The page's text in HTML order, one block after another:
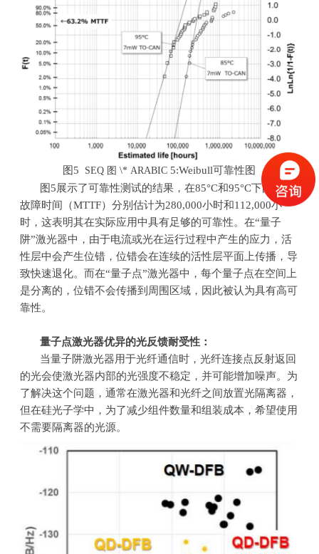
图5 SEQ 图 \* ARABIC 5:Weibull可靠性图
图 5展示了可靠性测试的结果，在85°C和95°C下的平均
故障时间（MTTF）分别估计为280,000小时和112,000小
时，这表明其在实际应用中具有足够的可靠性。在“量子
阱”激光器中，由于电流或光在运行过程中产生的应力，活
性层中会产生位错，位错会在连续的活性层平面上传播，导
致快速退化。而在“量子点”激光器中，每个量子点在空间上
是分离的，位错不会传播到周围区域，因此被认为具有高可
靠性。
量子点激光器优异的光反馈耐受性：
当量子阱激光器用于光纤通信时，光纤连接点反射返回
的光会使激光器内部的光强度不稳定，并可能增加噪声。为
了解决这个问题，通常在激光器和光纤之间放置光隔离器，
但在硅光子学中，为了减少组件数量和组装成本，希望使用
不需要隔离器的光源。